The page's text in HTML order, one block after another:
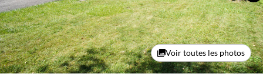
En exclusivité
Voir toutes les photos